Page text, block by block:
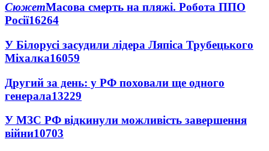
СюжетМасова смерть на пляжі. Робота ППО
Росії16264
У Білорусі засудили лідера Ляпіса Трубецького
Міхалка16059
Другий за день: у РФ поховали ще одного
генерала13229
У МЗС РФ відкинули можливість завершення
війни10703